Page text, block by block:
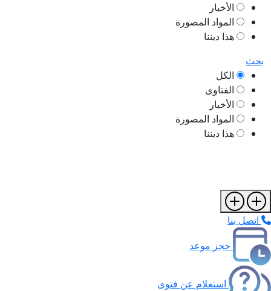
الأخبار
المواد المصورة
هذا ديننا
بحث
الكل
الفتاوى
الأخبار
المواد المصورة
هذا ديننا
اتصل بنا
حجز موعد
استعلام عن فتوى